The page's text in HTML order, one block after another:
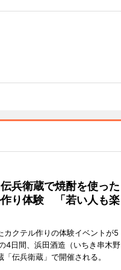
兵衛蔵で焼酎を使った
作り体験 「若い人も楽
カクテル作りの体験イベントが5
4日間、浜田酒造（いちき串木野
「伝兵衛蔵」で開催される。